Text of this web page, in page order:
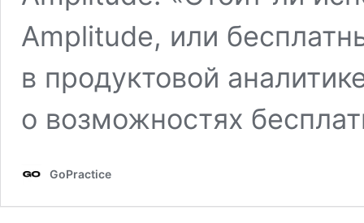
Amplitude, или
в продуктовой
о возможностях
GoPractice